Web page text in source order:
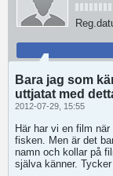
Bara jag som
uttjatat med
2012-07-29, 15:55
Här har vi en film
fisken. Men är det
namn och kollar på
själva känner.